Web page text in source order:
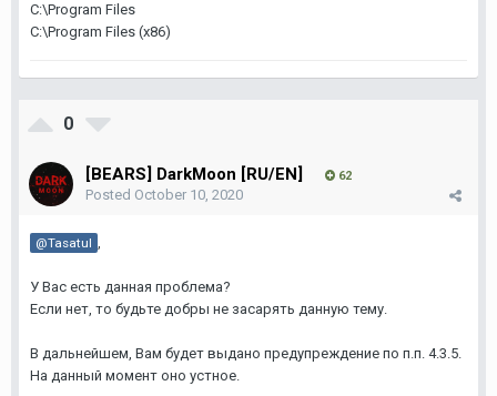
C:\Program Files
C:\Program Files (x86)
0
[BEARS] DarkMoon [RU/EN] 62
Posted October 10, 2020
@Tasatul ,
У Вас есть данная проблема?
Если нет, то будьте добры не засарять данную тему.
В дальнейшем, Вам будет выдано предупреждение по п.п. 4.3.5.
На данный момент оно устное.